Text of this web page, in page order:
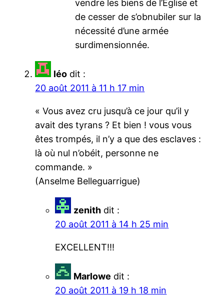
vendre les biens de l’Eglise et
de cesser de s’obnubiler sur la
nécessité d’une armée
surdimensionnée.
léo dit :
20 août 2011 à 11 h 17 min
« Vous avez cru jusqu’à ce jour qu’il y
avait des tyrans ? Et bien ! vous vous
êtes trompés, il n’y a que des esclaves :
là où nul n’obéit, personne ne
commande. »
(Anselme Belleguarrigue)
zenith dit :
20 août 2011 à 14 h 25 min
EXCELLENT!!!
Marlowe dit :
20 août 2011 à 19 h 18 min